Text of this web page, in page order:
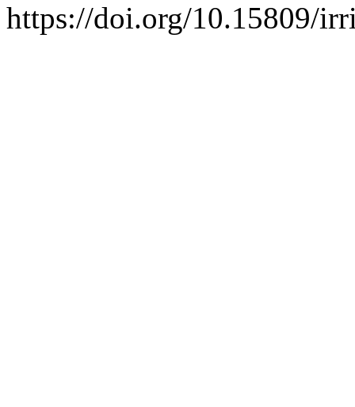
https://doi.org/10.15809/